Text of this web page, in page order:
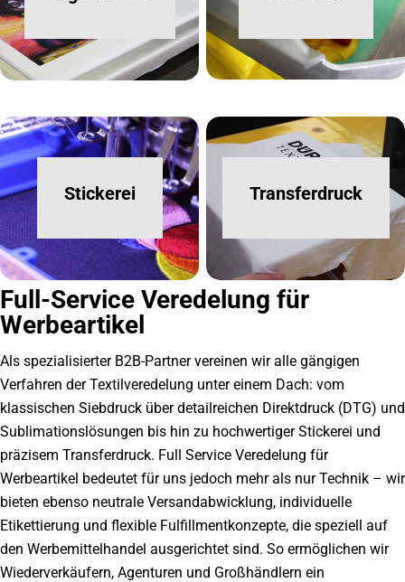
Stickerei Transferdruck
Full-Service Veredelung für
Werbeartikel
Als spezialisierter B2B-Partner vereinen wir alle gängigen
Verfahren der Textilveredelung unter einem Dach: vom
klassischen Siebdruck über detailreichen Direktdruck (DTG) und
Sublimationslösungen bis hin zu hochwertiger Stickerei und
präzisem Transferdruck. Full Service Veredelung für
Werbeartikel bedeutet für uns jedoch mehr als nur Technik – wir
bieten ebenso neutrale Versandabwicklung, individuelle
Etikettierung und flexible Fulfillmentkonzepte, die speziell auf
den Werbemittelhandel ausgerichtet sind. So ermöglichen wir
Wiederverkäufern, Agenturen und Großhändlern ein